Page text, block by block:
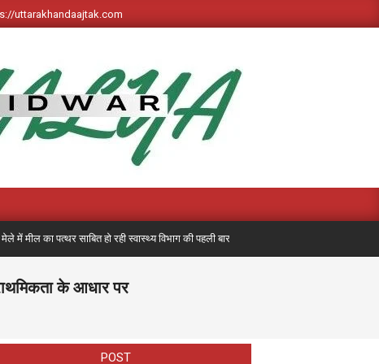
uttarakhandaajtak.com
साबित हो रही स्वास्थ्य विभाग की पहली बार लगी मेडिकल मोबाइल यूनिट, अब तक 7 हजार
के आधार पर
POST